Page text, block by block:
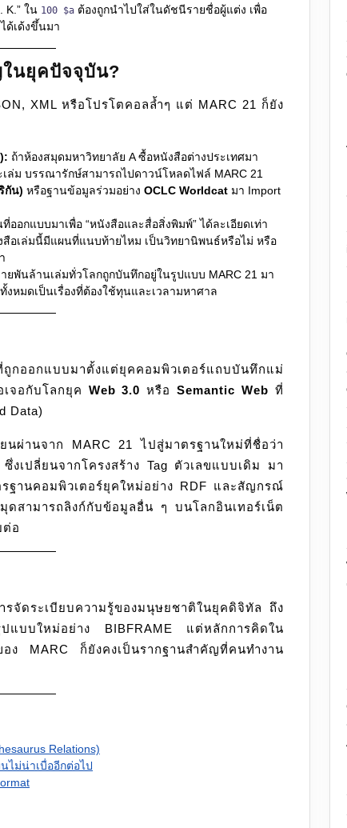
K.” ใน 100 $a ต้องถูกนำไปใส่ในดัชนีรายชื่อผู้แต่ง เพื่อ
ด้เด้งขึ้นมา
ในยุคปัจจุบัน?
XML หรือโปรโตคอลล้ำๆ แต่ MARC 21 ก็ยัง
ถ้าห้องสมุดมหาวิทยาลัย A ซื้อหนังสือต่างประเทศมา
ล่ม บรรณารักษ์สามารถไปดาวน์โหลดไฟล์ MARC 21
กัน) หรือฐานข้อมูลร่วมอย่าง OCLC Worldcat มา Import
อกแบบมาเพื่อ “หนังสือและสื่อสิ่งพิมพ์” ได้ละเอียดเท่า
สือเล่มนี้มีแผนที่แนบท้ายไหม เป็นวิทยานิพนธ์หรือไม่ หรือ
ยพันล้านเล่มทั่วโลกถูกบันทึกอยู่ในรูปแบบ MARC 21 มา
หมดเป็นเรื่องที่ต้องใช้ทุนและเวลามหาศาล
ออกแบบมาตั้งแต่ยุคคอมพิวเตอร์แถบบันทึกแม่
เจอกับโลกยุค Web 3.0 หรือSemantic Web ที่
Data)
นผ่านจาก MARC 21 ไปสู่มาตรฐานใหม่ที่ชื่อว่า
ซึ่งเปลี่ยนจากโครงสร้าง Tag ตัวเลขแบบเดิม มา
ฐานคอมพิวเตอร์ยุคใหม่อย่าง RDF และสัญกรณ์
ดสามารถลิงก์กับข้อมูลอื่น ๆ บนโลกอินเทอร์เน็ต
ต่อ
รจัดระเบียบความรู้ของมนุษยชาติในยุคดิจิทัล ถึง
ปแบบใหม่อย่าง BIBFRAME แต่หลักการคิดใน
อง MARC ก็ยังคงเป็นรากฐานสำคัญที่คนทำงาน
Relations)
ไม่น่าเบื่ออีกต่อไป